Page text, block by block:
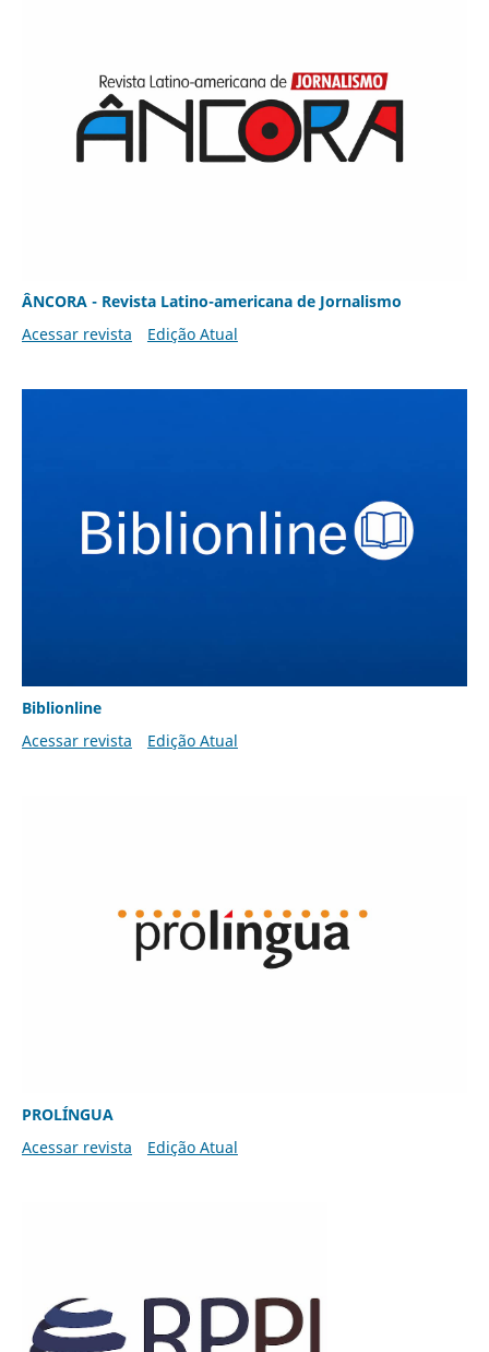
ÂNCORA - Revista Latino-americana de Jornalismo
Acessar revista
Edição Atual
Biblionline
Acessar revista
Edição Atual
PROLÍNGUA
Acessar revista
Edição Atual